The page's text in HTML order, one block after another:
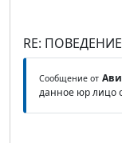
RE:
Сообщение от
данное юр лицо